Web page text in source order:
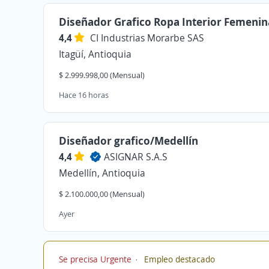
Diseñador Grafico Ropa Interior
4,4
CI Industrias Morarbe SAS
Itagüí, Antioquia
$ 2.999.998,00 (Mensual)
Hace 16 horas
Diseñador grafico/Medellín
4,4
ASIGNAR S.A.S
Medellín, Antioquia
$ 2.100.000,00 (Mensual)
Ayer
Se precisa Urgente Empleo destacado